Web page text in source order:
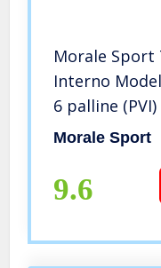
Morale Sport
Interno
6 palline (PVI)
Morale Sport
9.6